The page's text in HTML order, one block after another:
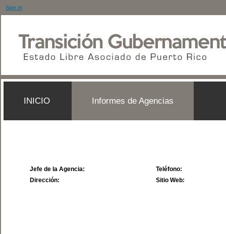
Sign In
INICIO Informes de Agencias
Jefe de la Agencia:
Dirección:
Teléfono:
Sitio Web: